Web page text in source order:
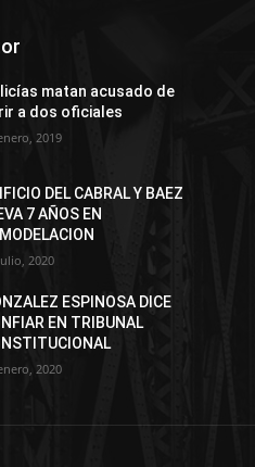
matan acusado de
a dos oficiales
2019
DEL CABRAL Y BAEZ
7 AÑOS EN
2020
ESPINOSA DICE
EN TRIBUNAL
2020